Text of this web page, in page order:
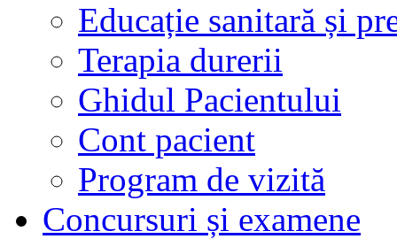
Educație sanitară și
Terapia durerii
Ghidul Pacientului
Cont pacient
Program de vizită
Concursuri și examene